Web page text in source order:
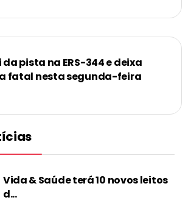
pista na ERS-344 e deixa
fatal nesta segunda-feira
Vida & Saúde terá 10 novos leitos
d...